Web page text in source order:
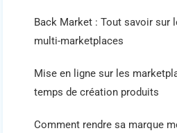
Back Market : Tout savoir sur
multi-marketplaces
Mise en ligne sur les
temps de création produits
Comment rendre sa marque